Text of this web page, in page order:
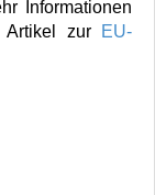
Informationen
Artikel zur
EU-